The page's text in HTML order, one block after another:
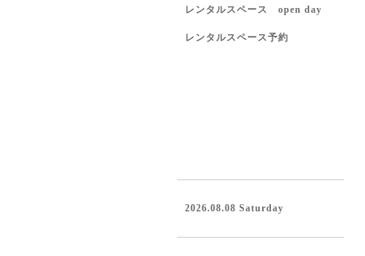
レンタルスペース open day
レンタルスペース予約
2026.08.08 Saturday